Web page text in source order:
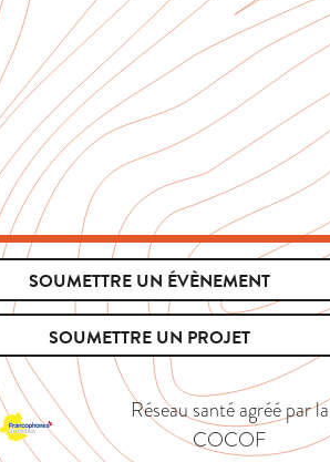
SOUMETTRE UN ÉVÈNEMENT
SOUMETTRE UN PROJET
Réseau santé agréé par la
COCOF